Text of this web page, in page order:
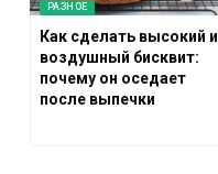
РАЗНОЕ
Как сделать высокий и
воздушный бисквит:
почему он оседает
после выпечки